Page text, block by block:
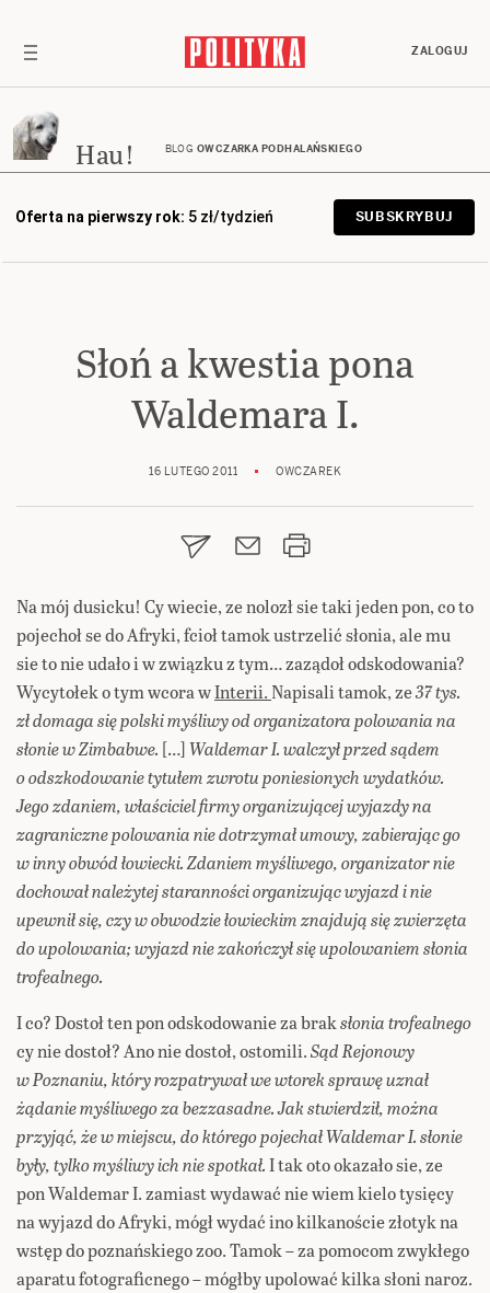
ZALOGUJ
Hau! BLOG OWCZARKA PODHALAŃSKIEGO
Oferta na pierwszy rok: 5 zł/tydzień SUBSKRYBUJ
Słoń a kwestia pona
Waldemara I.
16 LUTEGO 2011 OWCZAREK
Na mój dusicku! Cy wiecie, ze nolozł sie taki jeden pon, co to
pojechoł se do Afryki, fcioł tamok ustrzelić słonia, ale mu
sie to nie udało i w związku z tym… zaządoł odskodowania?
Wycytołek o tym wcora wInterii. Napisali tamok, ze37 tys.
zł domaga się polski myśliwy od organizatora polowania na
słonie w Zimbabwe. […]Waldemar I. walczył przed sądem
o odszkodowanie tytułem zwrotu poniesionych wydatków.
Jego zdaniem, właściciel firmy organizującej wyjazdy na
zagraniczne polowania nie dotrzymał umowy, zabierając go
w inny obwód łowiecki. Zdaniem myśliwego, organizator nie
dochował należytej staranności organizując wyjazd i nie
upewnił się, czy w obwodzie łowieckim znajdują się zwierzęta
do upolowania; wyjazd nie zakończył się upolowaniem słonia
trofealnego.
I co? Dostoł ten pon odskodowanie za braksłonia trofealnego
cy nie dostoł? Ano nie dostoł, ostomili.Sąd Rejonowy
w Poznaniu, który rozpatrywał we wtorek sprawę uznał
żądanie myśliwego za bezzasadne. Jak stwierdził, można
przyjąć, że w miejscu, do którego pojechał Waldemar I. słonie
były, tylko myśliwy ich nie spotkał.I tak oto okazało sie, ze
pon Waldemar I. zamiast wydawać nie wiem kielo tysięcy
na wyjazd do Afryki, mógł wydać ino kilkanoście złotyk na
wstęp do poznańskiego zoo. Tamok – za pomocom zwykłego
aparatu fotograficnego – mógłby upolować kilka słoni naroz.